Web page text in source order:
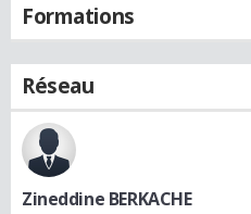
Formations
Réseau
Zineddine BERKACHE